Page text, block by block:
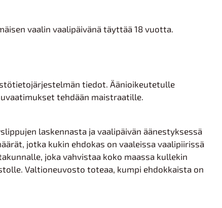
vaalin vaalipäivänä täyttää 18 vuotta.
tiedot. Äänioikeutetulle
tehdään maistraatille.
laskennasta ja vaalipäivän äänestyksessä
jotka kukin ehdokas on vaaleissa vaalipiirissä
joka vahvistaa koko maassa kullekin
Valtioneuvosto toteaa, kumpi ehdokkaista on